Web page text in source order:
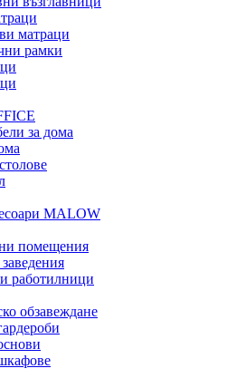
матраци
рамки
за дома
MALOW
помещения
работилници
обзавеждане